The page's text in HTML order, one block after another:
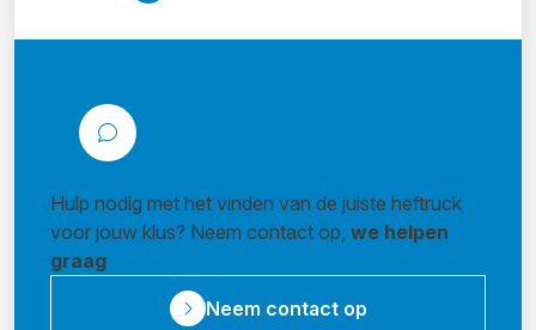
Hulp nodig met het vinden van de juiste heftruck
voor jouw klus? Neem contact op, we helpen
graag
Neem contact op